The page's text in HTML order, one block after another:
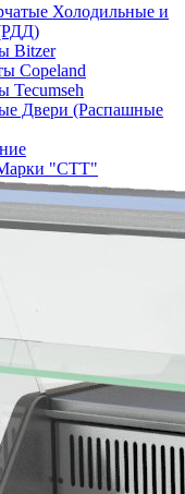
Холодильные и
Bitzer
Copeland
Tecumseh
Двери (Распашные
"СТТ"